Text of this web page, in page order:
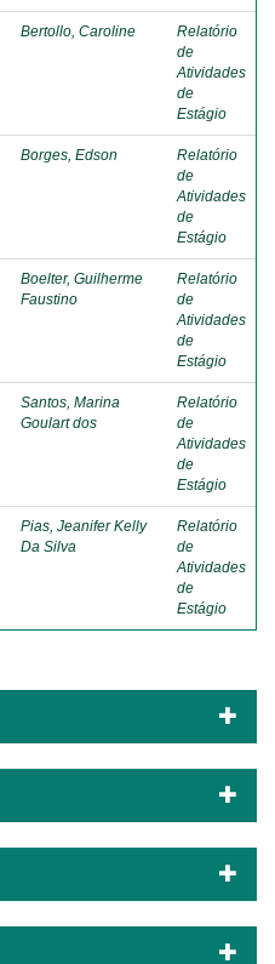
Bertollo, Caroline
Relatório
de
Atividades
de
Estágio
Borges, Edson
Relatório
de
Atividades
de
Estágio
Boelter, Guilherme
Faustino
Relatório
de
Atividades
de
Estágio
Santos, Marina
Goulart dos
Relatório
de
Atividades
de
Estágio
Pias, Jeanifer Kelly
Da Silva
Relatório
de
Atividades
de
Estágio